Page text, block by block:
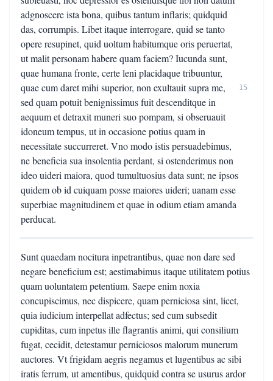
adgnoscere ista bona, quibus tantum inflaris; quidquid
das, corrumpis. Libet itaque interrogare, quid se tanto
opere resupinet, quid uoltum habitumque oris peruertat,
ut malit personam habere quam faciem? Iucunda sunt,
quae humana fronte, certe leni placidaque tribuuntur,
quae cum daret mihi superior, non exultauit supra me,
sed quam potuit benignissimus fuit descenditque in
aequum et detraxit muneri suo pompam, si obseruauit
idoneum tempus, ut in occasione potius quam in
necessitate succurreret. Vno modo istis persuadebimus,
ne beneficia sua insolentia perdant, si ostenderimus non
ideo uideri maiora, quod tumultuosius data sunt; ne ipsos
quidem ob id cuiquam posse maiores uideri; uanam esse
superbiae magnitudinem et quae in odium etiam amanda
perducat.
15
Sunt quaedam nocitura inpetrantibus, quae non dare sed
negare beneficium est; aestimabimus itaque utilitatem potius
quam uoluntatem petentium. Saepe enim noxia
concupiscimus, nec dispicere, quam perniciosa sint, licet,
quia iudicium interpellat adfectus; sed cum subsedit
cupiditas, cum inpetus ille flagrantis animi, qui consilium
fugat, cecidit, detestamur perniciosos malorum munerum
auctores. Vt frigidam aegris negamus et lugentibus ac sibi
iratis ferrum, ut amentibus, quidquid contra se usurus ardor